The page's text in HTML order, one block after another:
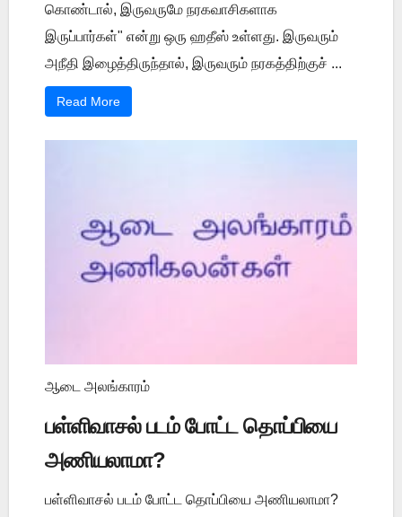
கொண்டால், இருவருமே நரகவாசிகளாக
இருப்பார்கள்" என்று ஒரு ஹதீஸ் உள்ளது. இருவரும்
அநீதி இழைத்திருந்தால், இருவரும் நரகத்திற்குச் ...
Read More
ஆடை அலங்காரம்
பள்ளிவாசல் படம் போட்ட தொப்பியை
அணியலாமா?
பள்ளிவாசல் படம் போட்ட தொப்பியை அணியலாமா?